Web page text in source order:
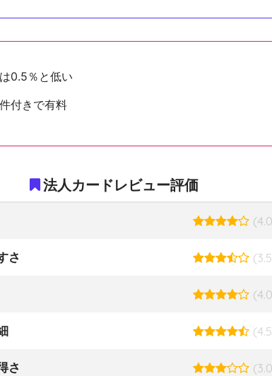
0.5％と低い
付きで有料
法人カードレビュー評価
さ
さ